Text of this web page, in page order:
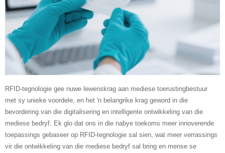
RFID-tegnologie gee nuwe lewenskrag aan mediese toerustingbestuur
met sy unieke voordele, en het 'n belangrike krag geword in die
bevordering van die digitalisering en intelligente ontwikkeling van die
mediese bedryf. Ek glo dat ons in die nabye toekoms meer innoverende
toepassings gebaseer op RFID-tegnologie sal sien, wat meer verrassings
vir die ontwikkeling van die mediese bedryf sal bring en mense se